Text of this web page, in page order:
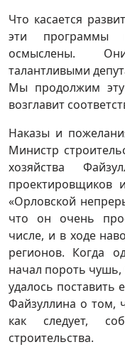
Что касается
эти программы
осмыслены.
талантливыми
Мы продолжим
возглавит
Наказы и
Министр
хозяйства
проектировщиков
«Орловской
что он очень
числе, и в ходе
регионов. Когда
начал пороть
удалось поставить
Файзуллина о том,
как следует,
строительства.